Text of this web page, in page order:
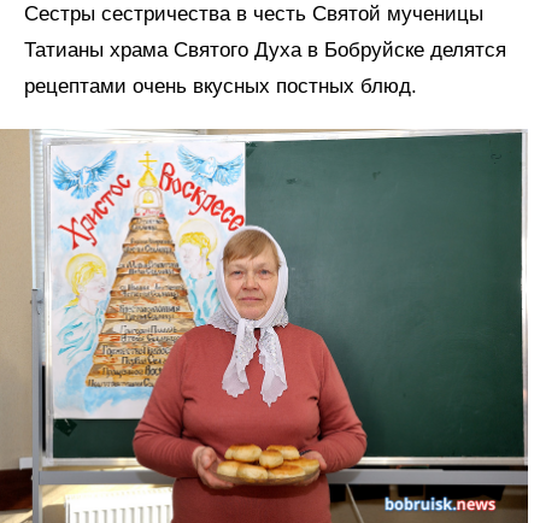
Сестры сестричества в честь Святой мученицы
Татианы храма Святого Духа в Бобруйске делятся
рецептами очень вкусных постных блюд.